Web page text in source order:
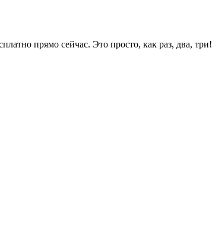
прямо сейчас. Это просто, как раз, два, три!